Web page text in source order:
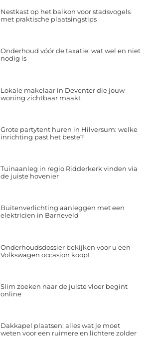
Nestkast op het balkon voor stadsvogels
met praktische plaatsingstips
Onderhoud vóór de taxatie: wat wel en niet
nodig is
Lokale makelaar in Deventer die jouw
woning zichtbaar maakt
Grote partytent huren in Hilversum: welke
inrichting past het beste?
Tuinaanleg in regio Ridderkerk vinden via
de juiste hovenier
Buitenverlichting aanleggen met een
elektricien in Barneveld
Onderhoudsdossier bekijken voor u een
Volkswagen occasion koopt
Slim zoeken naar de juiste vloer begint
online
Dakkapel plaatsen: alles wat je moet
weten voor een ruimere en lichtere zolder